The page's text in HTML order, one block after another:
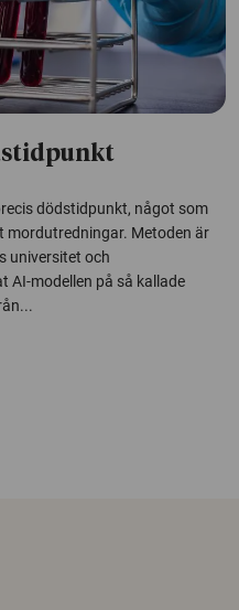
dödstidpunkt, något som
mordutredningar. Metoden är
universitet och
AI-modellen på så kallade